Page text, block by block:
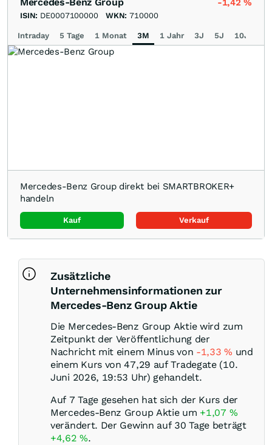
-1,42%
ISIN: DE0007100000 WKN: 710000
Intraday 5 Tage 1 Monat 3M 1 Jahr 3J 5J 10J
Mercedes-Benz Group direkt bei SMARTBROKER+
handeln
Kauf Verkauf
Zusätzliche
Unternehmensinformationen zur
Mercedes-Benz Group Aktie
Die Mercedes-Benz Group Aktie wird zum
Zeitpunkt der Veröffentlichung der
Nachricht mit einem Minus von -1,33% und
einem Kurs von 47,29 auf Tradegate (10.
Juni 2026, 19:53 Uhr) gehandelt.
Auf 7 Tage gesehen hat sich der Kurs der
Mercedes-Benz Group Aktie um +1,07 %
verändert. Der Gewinn auf 30 Tage beträgt
+4,62%.